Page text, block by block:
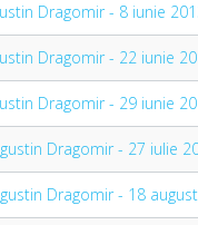
Dragomir - 8 iunie
Dragomir - 22 iunie
Dragomir - 29 iunie
Dragomir - 27 iulie
Dragomir - 18